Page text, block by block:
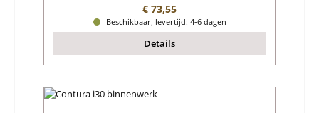
Normale prijs:
€ 73,55
Beschikbaar, levertijd: 4-6 dagen
Details